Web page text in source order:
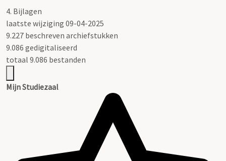
4. Bijlagen
laatste wijziging 09-04-2025
9.227 beschreven archiefstukken
9.086 gedigitaliseerd
totaal 9.086 bestanden
Mijn Studiezaal